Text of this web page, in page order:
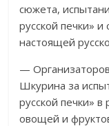
сюжета,
русской печки»
настоящей
—
Шкурина за
русской печки»
овощей и